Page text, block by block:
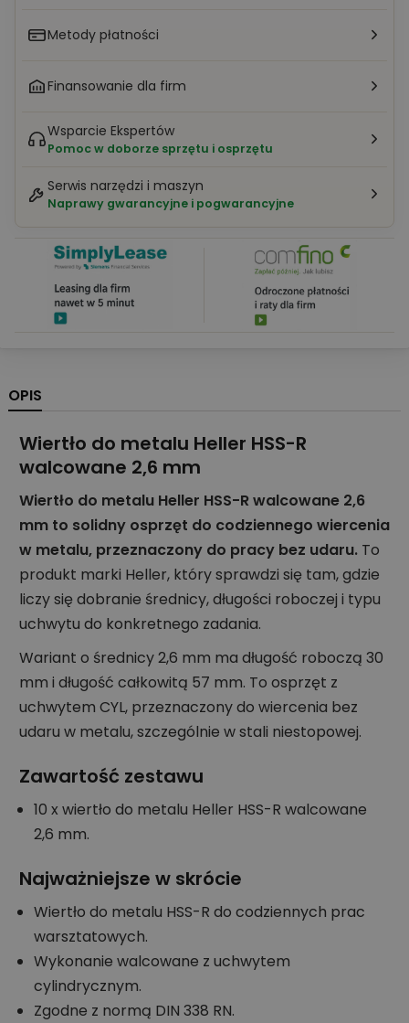
Metody płatności
Finansowanie dla firm
Wsparcie Ekspertów
Pomoc w doborze sprzętu i osprzętu
Serwis narzędzi i maszyn
Naprawy gwarancyjne i pogwarancyjne
OPIS
Wiertło do metalu Heller HSS-R
walcowane 2,6 mm
Wiertło do metalu Heller HSS-R walcowane 2,6
mm to solidny osprzęt do codziennego wiercenia
w metalu, przeznaczony do pracy bez udaru. To
produkt marki Heller, który sprawdzi się tam, gdzie
liczy się dobranie średnicy, długości roboczej i typu
uchwytu do konkretnego zadania.
Wariant o średnicy 2,6 mm ma długość roboczą 30
mm i długość całkowitą 57 mm. To osprzęt z
uchwytem CYL, przeznaczony do wiercenia bez
udaru w metalu, szczególnie w stali niestopowej.
Zawartość zestawu
10 x wiertło do metalu Heller HSS-R walcowane
2,6 mm.
Najważniejsze w skrócie
Wiertło do metalu HSS-R do codziennych prac
warsztatowych.
Wykonanie walcowane z uchwytem
cylindrycznym.
Zgodne z normą DIN 338 RN.